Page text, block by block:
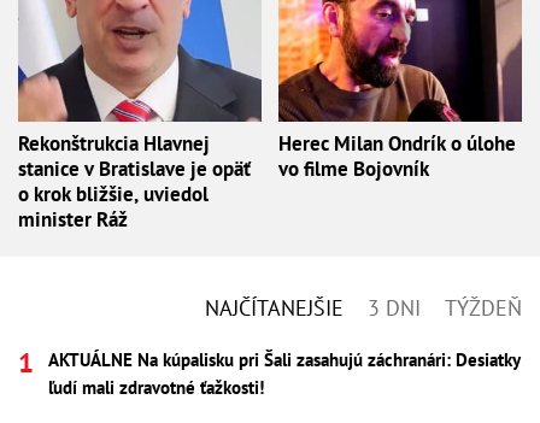
Rekonštrukcia Hlavnej
stanice v Bratislave je opäť
o krok bližšie, uviedol
minister Ráž
Herec Milan Ondrík o úlohe
vo filme Bojovník
NAJČÍTANEJŠIE 3 DNI TÝŽDEŇ
AKTUÁLNE Na kúpalisku pri Šali zasahujú záchranári: Desiatky
ľudí mali zdravotné ťažkosti!